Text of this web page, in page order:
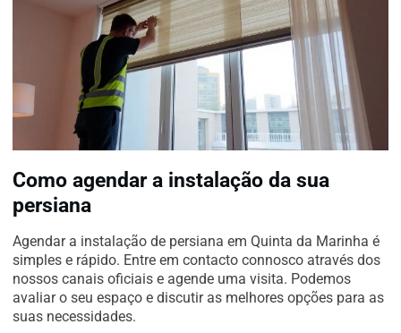
Como agendar a instalação da sua
persiana
Agendar a instalação de persiana em Quinta da Marinha é
simples e rápido. Entre em contacto connosco através dos
nossos canais oficiais e agende uma visita. Podemos
avaliar o seu espaço e discutir as melhores opções para as
suas necessidades.